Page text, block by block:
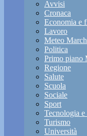
Avvisi
Cronaca
Economia e
Lavoro
Meteo
Politica
Primo piano
Regione
Salute
Scuola
Sociale
Sport
Tecnologia e
Turismo
Università